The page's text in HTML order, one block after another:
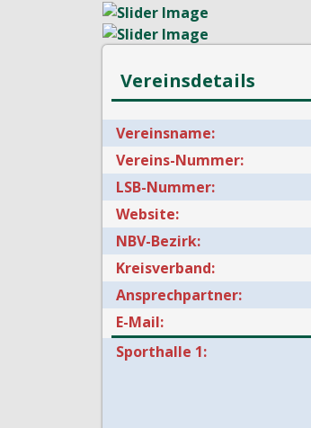
Vereinsdetails
Vereinsname:
Vereins-Nummer:
LSB-Nummer:
Website:
NBV-Bezirk:
Kreisverband:
Ansprechpartner:
E-Mail:
Sporthalle 1: